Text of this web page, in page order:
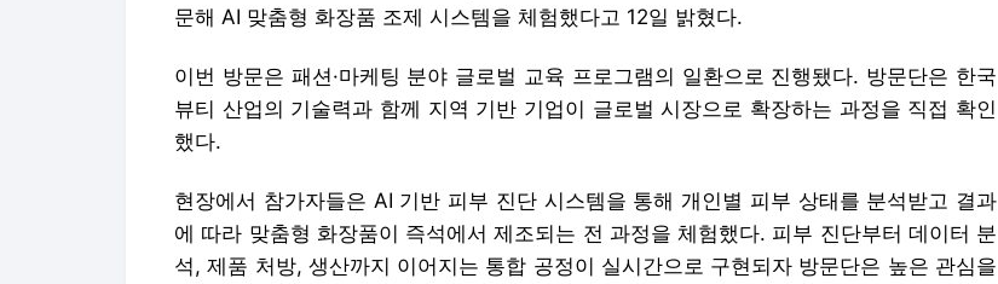
문해 AI 맞춤형 화장품 조제 시스템을 체험했다고 12일 밝혔다.
이번 방문은 패션·마케팅 분야 글로벌 교육 프로그램의 일환으로 진행됐다. 방문단은 한국
뷰티 산업의 기술력과 함께 지역 기반 기업이 글로벌 시장으로 확장하는 과정을 직접 확인
했다.
현장에서 참가자들은 AI 기반 피부 진단 시스템을 통해 개인별 피부 상태를 분석받고 결과
에 따라 맞춤형 화장품이 즉석에서 제조되는 전 과정을 체험했다. 피부 진단부터 데이터 분
석, 제품 처방, 생산까지 이어지는 통합 공정이 실시간으로 구현되자 방문단은 높은 관심을